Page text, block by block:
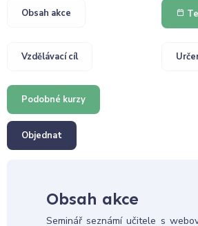
Obsah akce
Vzdělávací cíl
Podobné kurzy
Objednat
Obsah akce
Seminář seznámí učitele s